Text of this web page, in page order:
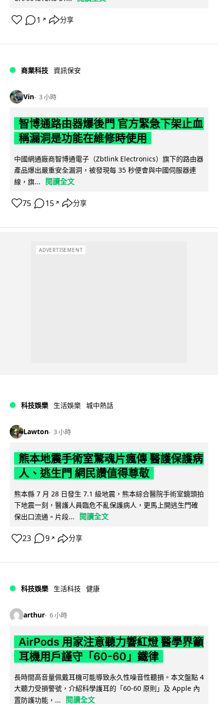
1 ↗ 分享
商業科技 資訊保安
Vin 3 小時
智博通路由器爆後門 官方緊急下架止血
稱漏洞是功能在維修時使用
中國網通廠商智博通電子（Zbtlink Electronics）旗下的路由器
產品爆出嚴重安全漏洞，被發現每 35 秒便會與中國伺服器連
線，旗...
閱讀全文
75 15 ↗ 分享
ADVERTISEMENT
科技娛樂 生活娛樂 城中熱話
Lawton 3 小時
熊本地震手術室驚魂片瘋傳 醫護保護病
人、逃生門 網民讚值得尊敬
熊本縣 7 月 28 日發生 7.1 級地震，熊本綜合醫院手術室鏡頭拍
下地震一刻，醫護人員臨危不亂保護病人，更馬上開逃生門確
保出口流通。片段...
閱讀全文
23 9 ↗ 分享
科技娛樂 生活科技 健康
arthur 6 小時
AirPods 用家注意聽力響紅燈 醫學界籲
耳機用戶謹守「60-60」鐵律
長時間高音量佩戴耳機可能導致永久性噪音性聽損。本文盤點 4
大聽力受損警號，介紹科學護耳的「60-60 原則」及 Apple 內
置防護功能，...
閱讀全文